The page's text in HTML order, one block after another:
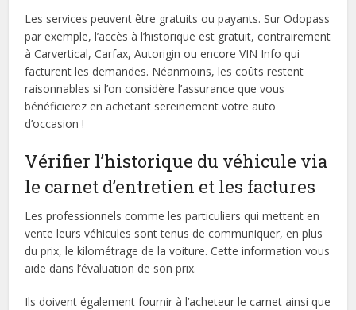
Les services peuvent être gratuits ou payants. Sur Odopass
par exemple, l’accès à l’historique est gratuit, contrairement
à Carvertical, Carfax, Autorigin ou encore VIN Info qui
facturent les demandes. Néanmoins, les coûts restent
raisonnables si l’on considère l’assurance que vous
bénéficierez en achetant sereinement votre auto
d’occasion !
Vérifier l’historique du véhicule via
le carnet d’entretien et les factures
Les professionnels comme les particuliers qui mettent en
vente leurs véhicules sont tenus de communiquer, en plus
du prix, le kilométrage de la voiture. Cette information vous
aide dans l’évaluation de son prix.
Ils doivent également fournir à l’acheteur le carnet ainsi que